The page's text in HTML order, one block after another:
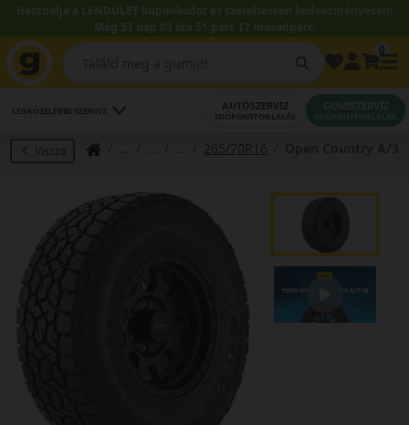
Használja a LENDÜLET kuponkódot és szereltessen kedvezményesen!
Még 53 nap 02 óra 51 perc 17 másodperc.
LEGKÖZELEBBI SZERVIZ AUTÓSZERVIZ
IDŐPONTFOGLALÁS
GUMISZERVIZ
IDŐPONTFOGLALÁS
Vissza 265/70R16